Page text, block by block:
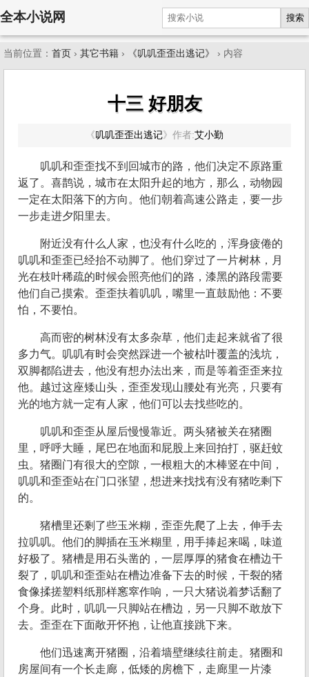
全本小说网 搜索
当前位置： 首页 › 其它书籍 › 《叽叽歪歪出逃记》 › 内容
十三 好朋友
《叽叽歪歪出逃记》 作者:艾小勤
叽叽和歪歪找不到回城市的路，他们决定不原路重
返了。喜鹊说，城市在太阳升起的地方，那么，动物园
一定在太阳落下的方向。他们朝着高速公路走，要一步
一步走进夕阳里去。
附近没有什么人家，也没有什么吃的，浑身疲倦的
叽叽和歪歪已经抬不动脚了。他们穿过了一片树林，月
光在枝叶稀疏的时候会照亮他们的路，漆黑的路段需要
他们自己摸索。歪歪扶着叽叽，嘴里一直鼓励他：不要
怕，不要怕。
高而密的树林没有太多杂草，他们走起来就省了很
多力气。叽叽有时会突然踩进一个被枯叶覆盖的浅坑，
双脚都陷进去，他没有想办法出来，而是等着歪歪来拉
他。越过这座矮山头，歪歪发现山腰处有光亮，只要有
光的地方就一定有人家，他们可以去找些吃的。
叽叽和歪歪从屋后慢慢靠近。两头猪被关在猪圈
里，呼呼大睡，尾巴在地面和屁股上来回拍打，驱赶蚊
虫。猪圈门有很大的空隙，一根粗大的木棒竖在中间，
叽叽和歪歪站在门口张望，想进来找找有没有猪吃剩下
的。
猪槽里还剩了些玉米糊，歪歪先爬了上去，伸手去
拉叽叽。他们的脚插在玉米糊里，用手捧起来喝，味道
好极了。猪槽是用石头凿的，一层厚厚的猪食在槽边干
裂了，叽叽和歪歪站在槽边准备下去的时候，干裂的猪
食像揉搓塑料纸那样窸窣作响，一只大猪说着梦话翻了
个身。此时，叽叽一只脚站在槽边，另一只脚不敢放下
去。歪歪在下面敞开怀抱，让他直接跳下来。
他们迅速离开猪圈，沿着墙壁继续往前走。猪圈和
房屋间有一个长走廊，低矮的房檐下，走廊里一片漆